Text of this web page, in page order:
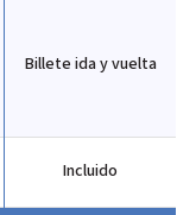
Billete ida y vuelta
Incluido